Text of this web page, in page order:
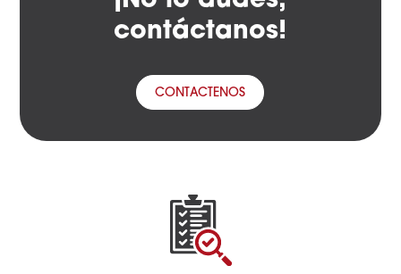
contáctanos!
CONTACTENOS